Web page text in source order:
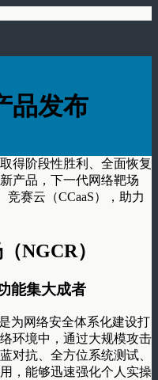
品发布
得阶段性胜利、全面恢复
产品，下一代网络靶场
竞赛云（CCaaS），助力
NGCR）
能集大成者
为网络安全体系化建设打
环境中，通过大规模攻击
对抗、全方位系统测试、
，能够迅速强化个人实操